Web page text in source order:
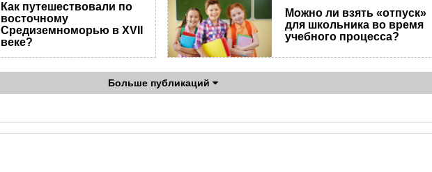
Как путешествовали по
восточному
Средиземноморью в XVII
веке?
Можно ли взять «отпуск»
для школьника во время
учебного процесса?
Больше публикаций